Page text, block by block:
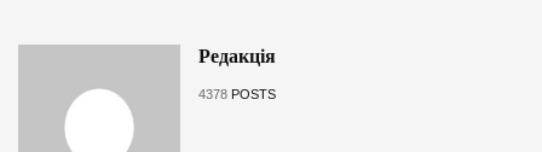
Редакція
4378 POSTS